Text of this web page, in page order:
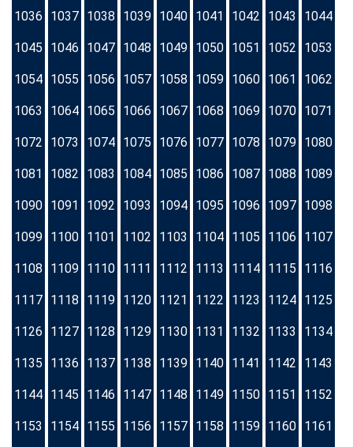
1036 1037 1038 1039 1040 1041 1042 1043 1044
1045 1046 1047 1048 1049 1050 1051 1052 1053
1054 1055 1056 1057 1058 1059 1060 1061 1062
1063 1064 1065 1066 1067 1068 1069 1070 1071
1072 1073 1074 1075 1076 1077 1078 1079 1080
1081 1082 1083 1084 1085 1086 1087 1088 1089
1090 1091 1092 1093 1094 1095 1096 1097 1098
1099 1100 1101 1102 1103 1104 1105 1106 1107
1108 1109 1110 1111 1112 1113 1114 1115 1116
1117 1118 1119 1120 1121 1122 1123 1124 1125
1126 1127 1128 1129 1130 1131 1132 1133 1134
1135 1136 1137 1138 1139 1140 1141 1142 1143
1144 1145 1146 1147 1148 1149 1150 1151 1152
1153 1154 1155 1156 1157 1158 1159 1160 1161